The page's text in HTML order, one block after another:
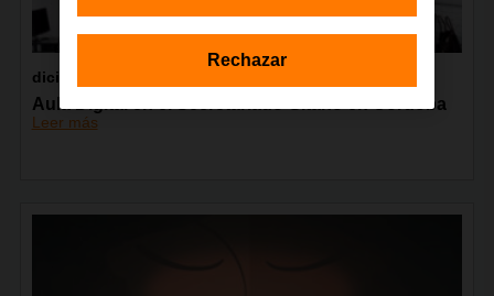
diciembre 2017
Aula Digital en el Secretariado Gitano en Córdoba
Leer más
Rechazar